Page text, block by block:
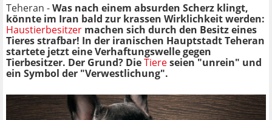
Teheran -Was nach einem absurden Scherz klingt,
könnte im Iran bald zur krassen Wirklichkeit werden:
Haustierbesitzer machen sich durch den Besitz eines
Tieres strafbar! In der iranischen Hauptstadt Teheran
startete jetzt eine Verhaftungswelle gegen
Tierbesitzer. Der Grund? DieTiereseien "unrein" und
ein Symbol der "Verwestlichung".